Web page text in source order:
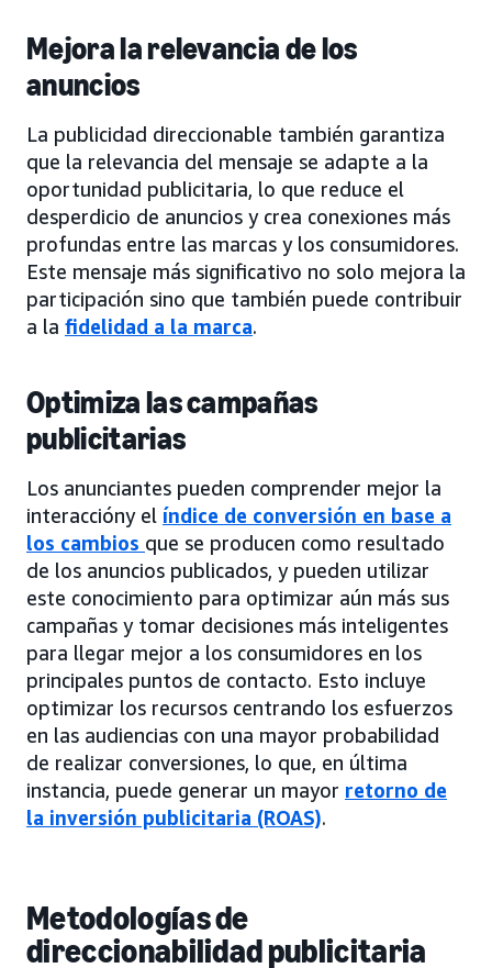
Mejora la relevancia de los
anuncios
La publicidad direccionable también garantiza
que la relevancia del mensaje se adapte a la
oportunidad publicitaria, lo que reduce el
desperdicio de anuncios y crea conexiones más
profundas entre las marcas y los consumidores.
Este mensaje más significativo no solo mejora la
participación sino que también puede contribuir
a la fidelidad a la marca.
Optimiza las campañas
publicitarias
Los anunciantes pueden comprender mejor la
interaccióny el índice de conversión en base a
los cambios que se producen como resultado
de los anuncios publicados, y pueden utilizar
este conocimiento para optimizar aún más sus
campañas y tomar decisiones más inteligentes
para llegar mejor a los consumidores en los
principales puntos de contacto. Esto incluye
optimizar los recursos centrando los esfuerzos
en las audiencias con una mayor probabilidad
de realizar conversiones, lo que, en última
instancia, puede generar un mayor retorno de
la inversión publicitaria (ROAS).
Metodologías de
direccionabilidad publicitaria